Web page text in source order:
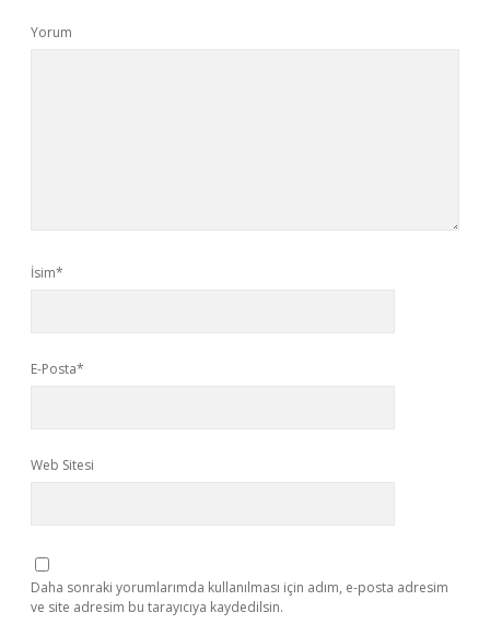
Yorum
İsim*
E-Posta*
Web Sitesi
Daha sonraki yorumlarımda kullanılması için adım, e-posta adresim
ve site adresim bu tarayıcıya kaydedilsin.